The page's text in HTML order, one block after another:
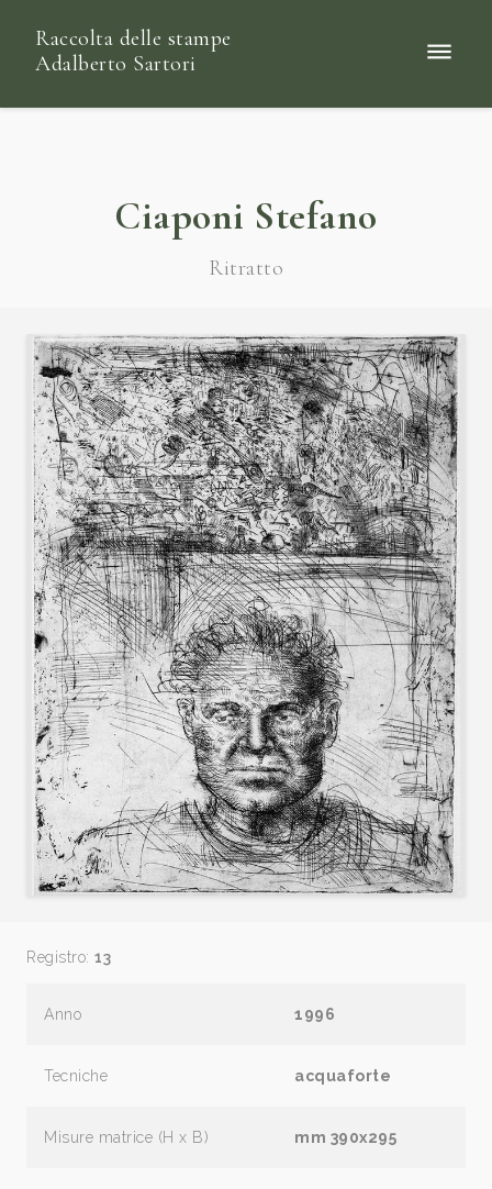
Raccolta delle stampe
Adalberto Sartori
Ciaponi Stefano
Ritratto
Registro: 13
Anno 1996
Tecniche acquaforte
Misure matrice (H x B) mm 390x295